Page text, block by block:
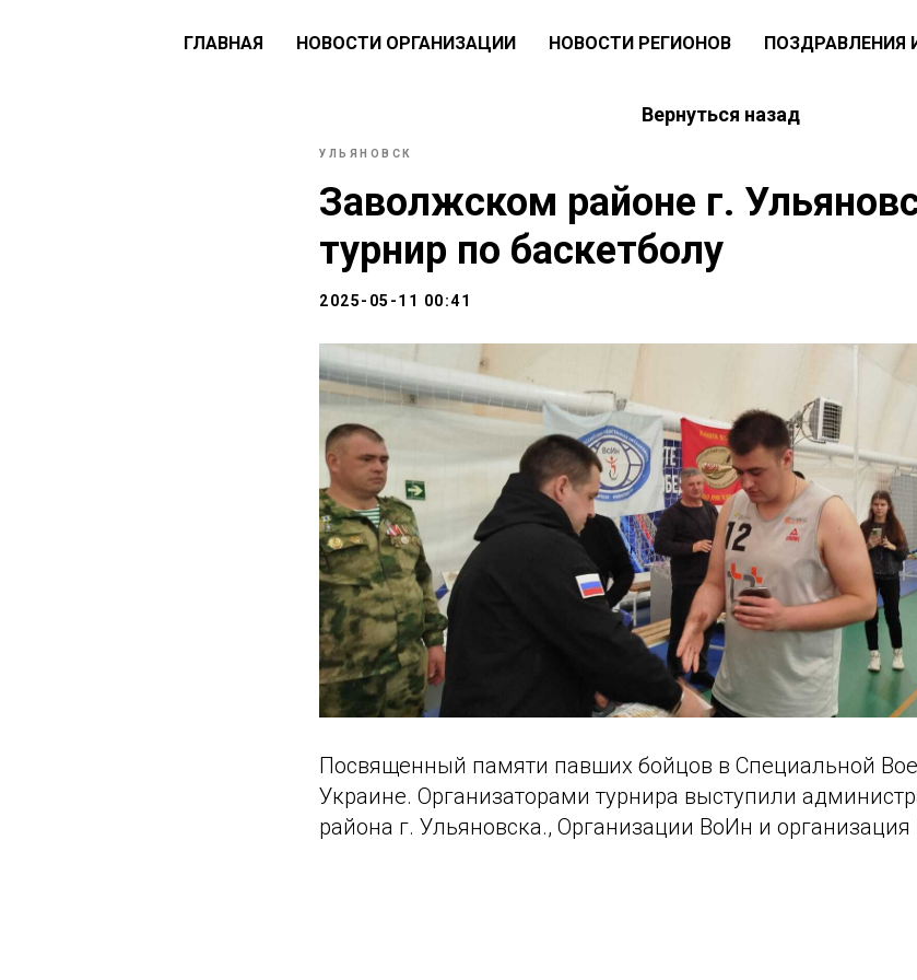
ГЛАВНАЯ НОВОСТИ ОРГАНИЗАЦИИ НОВОСТИ РЕГИОНОВ ПОЗДРАВЛЕНИЯ
Вернуться назад
УЛЬЯНОВСК
Заволжском районе г.
турнир по баскетболу
2025-05-11 00:41
Посвященный памяти павших бойцов в Специальной
Украине. Организаторами турнира выступили
района г. Ульяновска., Организации ВоИн и